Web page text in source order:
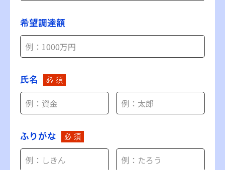
希望調達額
氏名 必 須
ふりがな 必 須